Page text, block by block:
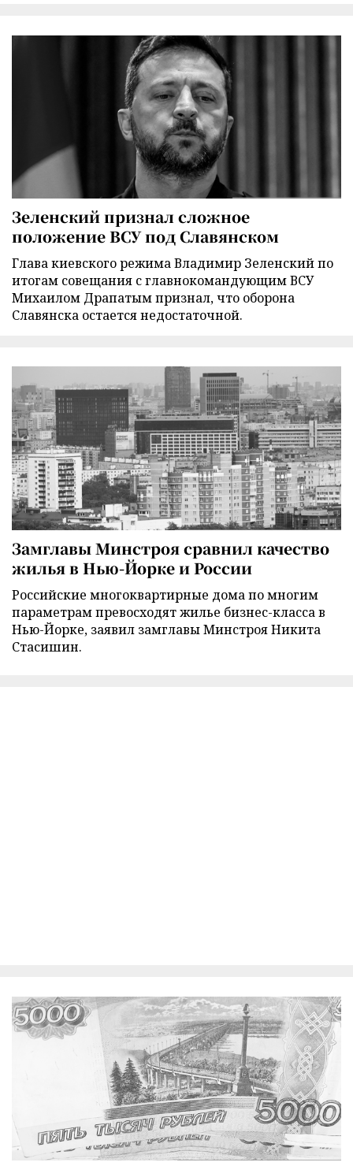
Зеленский признал сложное
положение ВСУ под Славянском
Глава киевского режима Владимир Зеленский по
итогам совещания с главнокомандующим ВСУ
Михаилом Драпатым признал, что оборона
Славянска остается недостаточной.
Замглавы Минстроя сравнил качество
жилья в Нью-Йорке и России
Российские многоквартирные дома по многим
параметрам превосходят жилье бизнес-класса в
Нью-Йорке, заявил замглавы Минстроя Никита
Стасишин.